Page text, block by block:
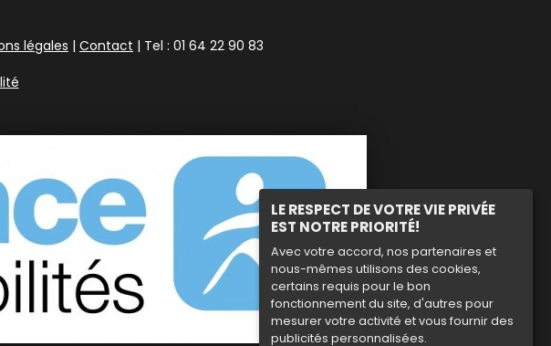
LE RESPECT DE VOTRE VIE PRIVÉE
EST NOTRE PRIORITÉ!
Avec votre accord, nos partenaires et
nous-mêmes utilisons des cookies,
certains requis pour le bon
fonctionnement du site, d'autres pour
mesurer votre activité et vous fournir des
publicités personnalisées.
légales | Contact | Tel : 01 64 22 90 83